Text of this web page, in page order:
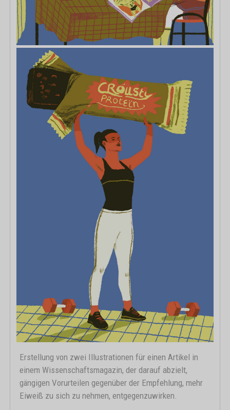
Erstellung von zwei Illustrationen für einen Artikel in
einem Wissenschaftsmagazin, der darauf abzielt,
gängigen Vorurteilen gegenüber der Empfehlung, mehr
Eiweiß zu sich zu nehmen, entgegenzuwirken.